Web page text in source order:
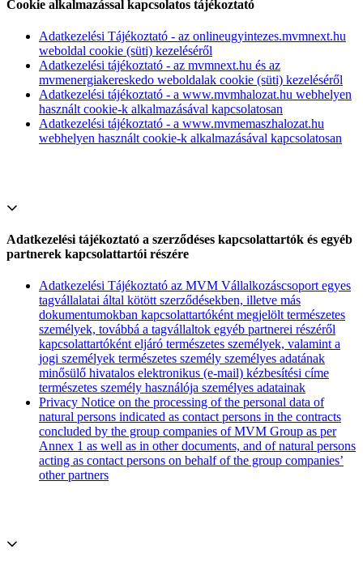
Cookie alkalmazással kapcsolatos tájékoztató
Adatkezelési Tájékoztató - az onlineugyintezes.mvmnext.hu
weboldal cookie (süti) kezeléséről
Adatkezelési tájékoztató - az mvmnext.hu és az
mvmenergiakereskedo weboldalak cookie (süti) kezeléséről
Adatkezelési tájékoztató - a www.mvmhalozat.hu webhelyen
használt cookie-k alkalmazásával kapcsolatosan
Adatkezelési tájékoztató - a www.mvmemaszhalozat.hu
webhelyen használt cookie-k alkalmazásával kapcsolatosan
Adatkezelési tájékoztató a szerződéses kapcsolattartók és egyéb
partnerek kapcsolattartói részére
Adatkezelési Tájékoztató az MVM Vállalkozáscsoport egyes
tagvállalatai által kötött szerződésekben, illetve más
dokumentumokban kapcsolattartóként megjelölt természetes
személyek, továbbá a tagvállaltok egyéb partnerei részéről
kapcsolattartóként eljáró természetes személyek, valamint a
jogi személyek természetes személy személyes adatának
minősülő hivatalos elektronikus (e-mail) kézbesítési címe
természetes személy használója személyes adatainak
Privacy Notice on the processing of the personal data of
natural persons indicated as contact persons in the contracts
concluded by the group companies of MVM Group as per
Annex 1 as well as in other documents, and of natural persons
acting as contact persons on behalf of the group companies’
other partners